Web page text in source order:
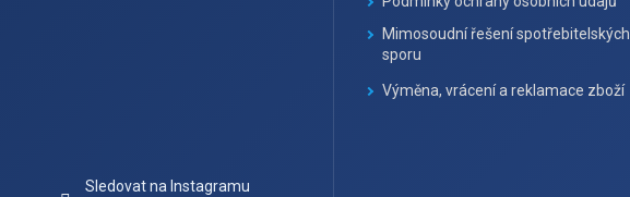
Sledovat na Instagramu
Mimosoudní řešení spotřebitelských
sporu
Výměna, vrácení a reklamace zboží